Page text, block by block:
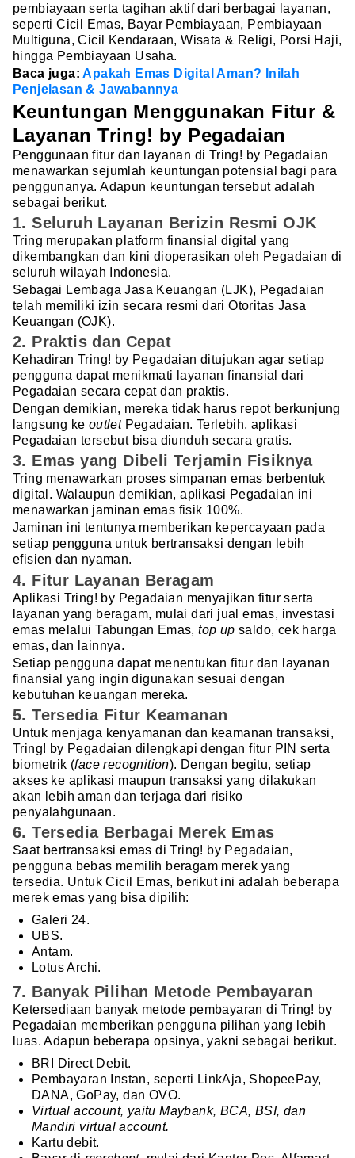
pembiayaan serta tagihan aktif dari berbagai layanan,
seperti Cicil Emas, Bayar Pembiayaan, Pembiayaan
Multiguna, Cicil Kendaraan, Wisata & Religi, Porsi Haji,
hingga Pembiayaan Usaha.
Baca juga:Apakah Emas Digital Aman? Inilah
Penjelasan & Jawabannya
Keuntungan Menggunakan Fitur &
Layanan Tring! by Pegadaian
Penggunaan fitur dan layanan di Tring! by Pegadaian
menawarkan sejumlah keuntungan potensial bagi para
penggunanya. Adapun keuntungan tersebut adalah
sebagai berikut.
1. Seluruh Layanan Berizin Resmi OJK
Tring merupakan platform finansial digital yang
dikembangkan dan kini dioperasikan oleh Pegadaian di
seluruh wilayah Indonesia.
Sebagai Lembaga Jasa Keuangan (LJK), Pegadaian
telah memiliki izin secara resmi dari Otoritas Jasa
Keuangan (OJK).
2. Praktis dan Cepat
Kehadiran Tring! by Pegadaian ditujukan agar setiap
pengguna dapat menikmati layanan finansial dari
Pegadaian secara cepat dan praktis.
Dengan demikian, mereka tidak harus repot berkunjung
langsung ke outlet Pegadaian. Terlebih, aplikasi
Pegadaian tersebut bisa diunduh secara gratis.
3. Emas yang Dibeli Terjamin Fisiknya
Tring menawarkan proses simpanan emas berbentuk
digital. Walaupun demikian, aplikasi Pegadaian ini
menawarkan jaminan emas fisik 100%.
Jaminan ini tentunya memberikan kepercayaan pada
setiap pengguna untuk bertransaksi dengan lebih
efisien dan nyaman.
4. Fitur Layanan Beragam
Aplikasi Tring! by Pegadaian menyajikan fitur serta
layanan yang beragam, mulai dari jual emas, investasi
emas melalui Tabungan Emas,top upsaldo, cek harga
emas, dan lainnya.
Setiap pengguna dapat menentukan fitur dan layanan
finansial yang ingin digunakan sesuai dengan
kebutuhan keuangan mereka.
5. Tersedia Fitur Keamanan
Untuk menjaga kenyamanan dan keamanan transaksi,
Tring! by Pegadaian dilengkapi dengan fitur PIN serta
biometrik (face recognition). Dengan begitu, setiap
akses ke aplikasi maupun transaksi yang dilakukan
akan lebih aman dan terjaga dari risiko
penyalahgunaan.
6. Tersedia Berbagai Merek Emas
Saat bertransaksi emas di Tring! by Pegadaian,
pengguna bebas memilih beragam merek yang
tersedia. Untuk Cicil Emas, berikut ini adalah beberapa
merek emas yang bisa dipilih:
Galeri 24.
UBS.
Antam.
Lotus Archi.
7. Banyak Pilihan Metode Pembayaran
Ketersediaan banyak metode pembayaran di Tring! by
Pegadaian memberikan pengguna pilihan yang lebih
luas. Adapun beberapa opsinya, yakni sebagai berikut.
BRI Direct Debit.
Pembayaran Instan, seperti LinkAja, ShopeePay,
DANA, GoPay, dan OVO.
Virtual account, yaitu Maybank, BCA, BSI, dan
Mandiri virtual account.
Kartu debit.